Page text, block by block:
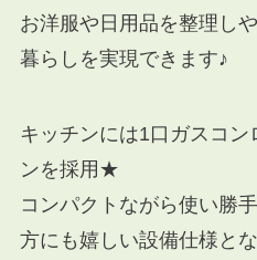
お洋服や日用品を整理し
暮らしを実現できます♪
キッチンには1口ガスコ
ンを採用★
コンパクトながら使い勝
方にも嬉しい設備仕様とな